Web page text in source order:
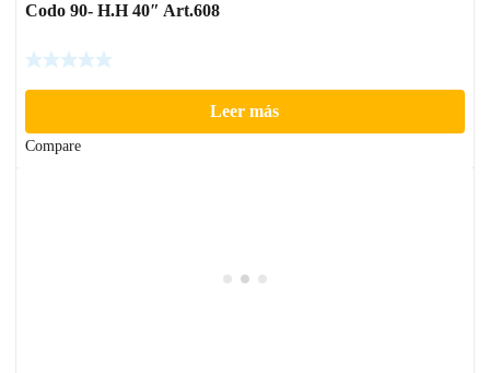
Codo 90- H.H 40″ Art.608
Leer más
Compare